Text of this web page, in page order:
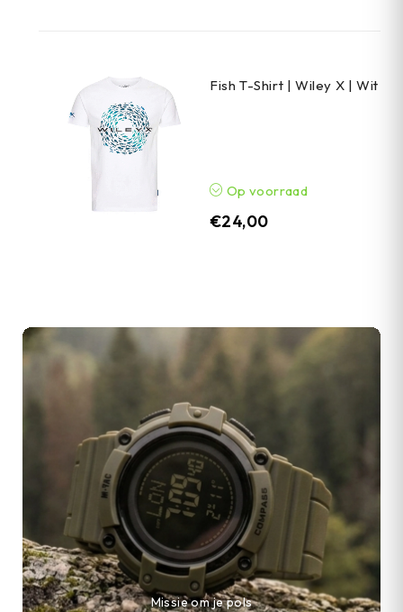
Fish T-Shirt | Wiley X | Wit
Op voorraad
€24,00
Missie om je pols